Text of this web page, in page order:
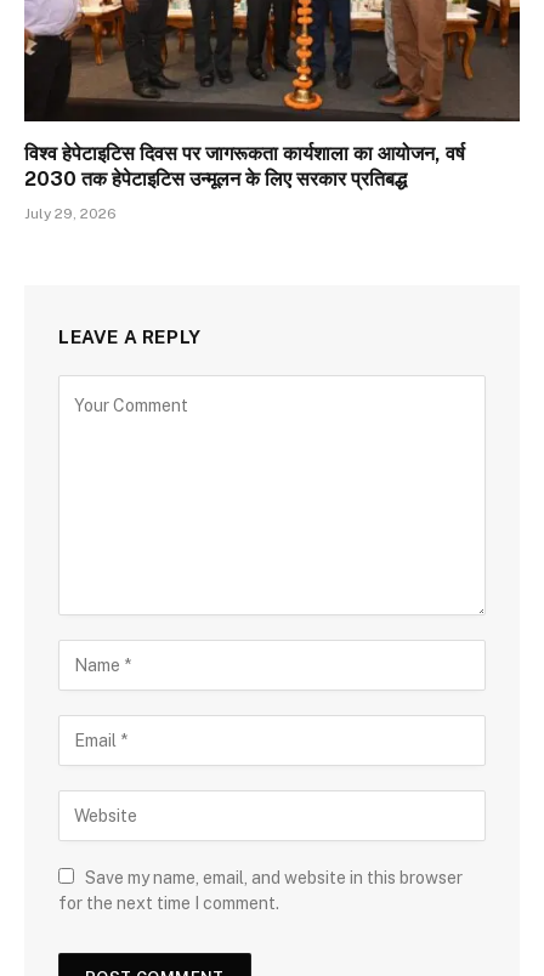
विश्व हेपेटाइटिस दिवस पर जागरूकता कार्यशाला का आयोजन, वर्ष
2030 तक हेपेटाइटिस उन्मूलन के लिए सरकार प्रतिबद्ध
July 29, 2026
LEAVE A REPLY
Save my name, email, and website in this browser
for the next time I comment.